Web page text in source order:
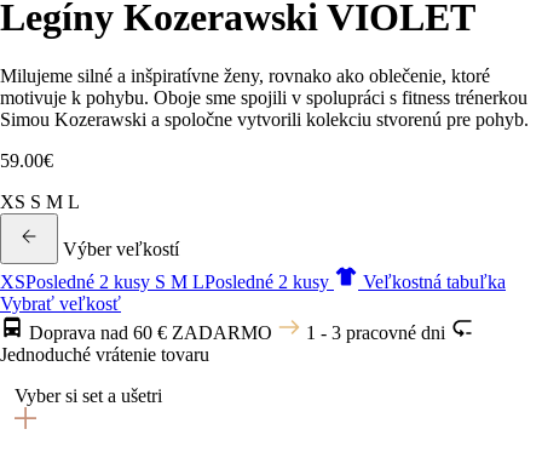
Legíny Kozerawski VIOLET
Milujeme silné a inšpiratívne ženy, rovnako ako oblečenie, ktoré
motivuje k pohybu. Oboje sme spojili v spolupráci s fitness trénerkou
Simou Kozerawski a spoločne vytvorili kolekciu stvorenú pre pohyb.
59.00€
XS S M L
Výber veľkostí
XSPosledné 2 kusy S M LPosledné 2 kusy
Veľkostná tabuľka
Vybrať veľkosť
Doprava nad 60 € ZADARMO
1 - 3 pracovné dni
Jednoduché vrátenie tovaru
Vyber si set a ušetri